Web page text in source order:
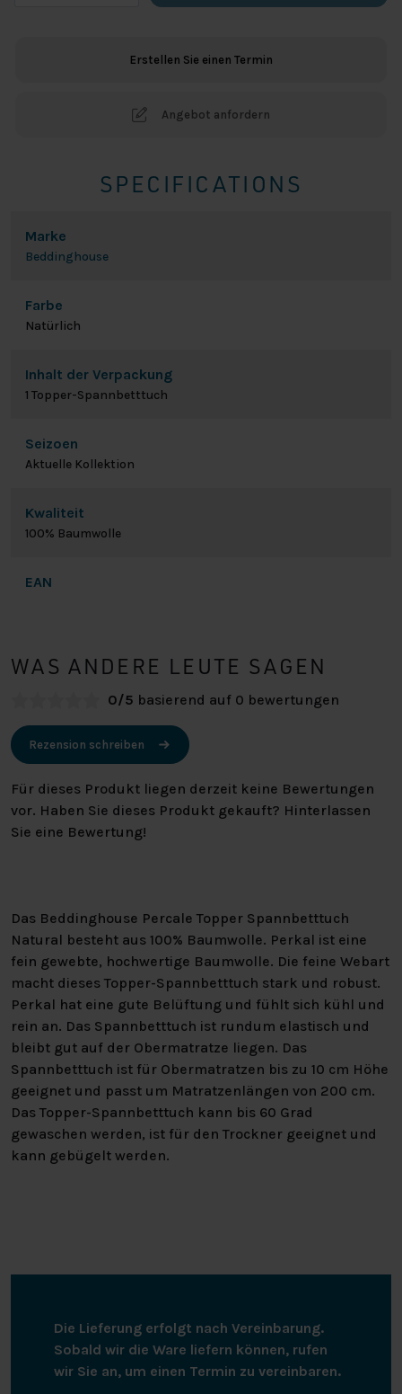
Erstellen Sie einen Termin
Angebot anfordern
SPECIFICATIONS
Marke
Beddinghouse
Farbe
Natürlich
Inhalt der Verpackung
1 Topper-Spannbetttuch
Seizoen
Aktuelle Kollektion
Kwaliteit
100% Baumwolle
EAN
WAS ANDERE LEUTE SAGEN
0/5 basierend auf 0 bewertungen
Rezension schreiben
Für dieses Produkt liegen derzeit keine Bewertungen
vor. Haben Sie dieses Produkt gekauft? Hinterlassen
Sie eine Bewertung!
Das Beddinghouse Percale Topper Spannbetttuch
Natural besteht aus 100% Baumwolle. Perkal ist eine
fein gewebte, hochwertige Baumwolle. Die feine Webart
macht dieses Topper-Spannbetttuch stark und robust.
Perkal hat eine gute Belüftung und fühlt sich kühl und
rein an. Das Spannbetttuch ist rundum elastisch und
bleibt gut auf der Obermatratze liegen. Das
Spannbetttuch ist für Obermatratzen bis zu 10 cm Höhe
geeignet und passt um Matratzenlängen von 200 cm.
Das Topper-Spannbetttuch kann bis 60 Grad
gewaschen werden, ist für den Trockner geeignet und
kann gebügelt werden.
Die Lieferung erfolgt nach Vereinbarung.
Sobald wir die Ware liefern können, rufen
wir Sie an, um einen Termin zu vereinbaren.